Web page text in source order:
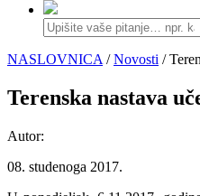
NASLOVNICA /Novosti /
Terenska nastava
Autor:
08. studenoga 2017.